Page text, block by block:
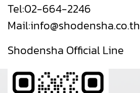
Tel:02-664-2246
Mail:info@shodensha.co.th
Shodensha Official Line